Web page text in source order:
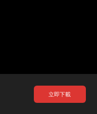
立即下載